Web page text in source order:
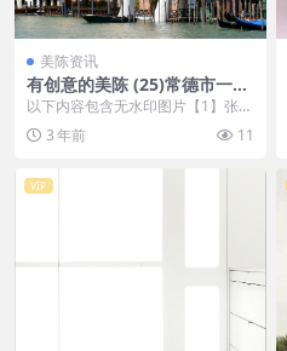
美陈资讯
有创意的美陈 (25)常德市一企
划
以下内容包含无水印图片【1】张
，开通会员无障碍浏览 开通VIP会
员 3 年前 11
VIP